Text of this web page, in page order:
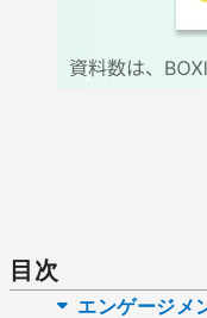
目次
エンゲージメ